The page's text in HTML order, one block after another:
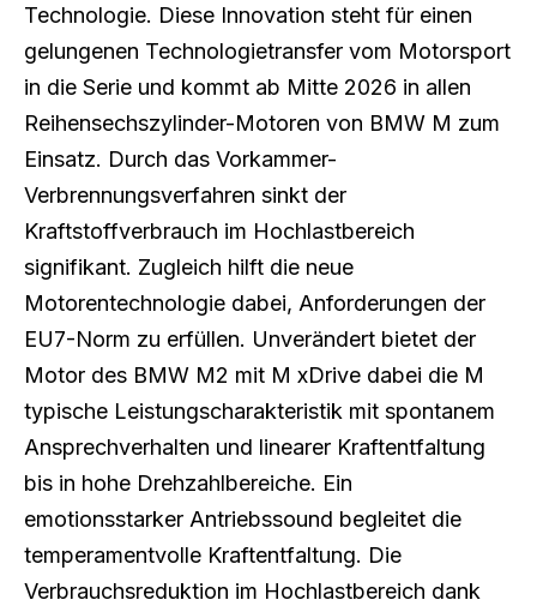
Technologie. Diese Innovation steht für einen
gelungenen Technologietransfer vom Motorsport
in die Serie und kommt ab Mitte 2026 in allen
Reihensechszylinder-Motoren von BMW M zum
Einsatz. Durch das Vorkammer-
Verbrennungsverfahren sinkt der
Kraftstoffverbrauch im Hochlastbereich
signifikant. Zugleich hilft die neue
Motorentechnologie dabei, Anforderungen der
EU7-Norm zu erfüllen. Unverändert bietet der
Motor des BMW M2 mit M xDrive dabei die M
typische Leistungscharakteristik mit spontanem
Ansprechverhalten und linearer Kraftentfaltung
bis in hohe Drehzahlbereiche. Ein
emotionsstarker Antriebssound begleitet die
temperamentvolle Kraftentfaltung. Die
Verbrauchsreduktion im Hochlastbereich dank